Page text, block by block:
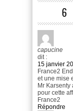
6
capucine
dit :
15 janvier
France2
et une mise
Mr
pour cette
France2
Répondre